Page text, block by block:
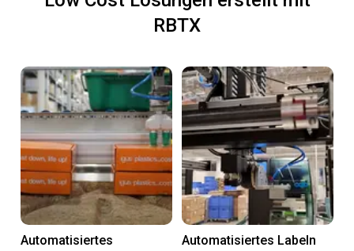
RBTX
Automatisiertes
Automatisiertes Labeln